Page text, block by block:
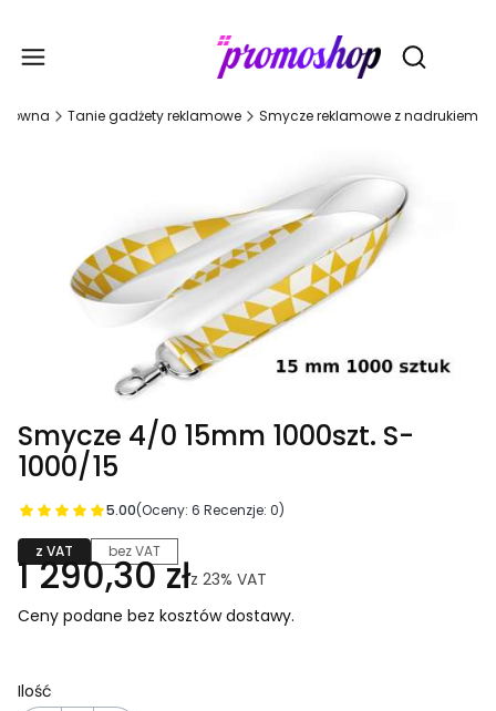
Otwórz
Tanie gadżety reklamowe Smycze reklamowe z nadrukiem
Smycze 4/0 15mm 1000szt. S-
1000/15
5.00(Oceny: 6 Recenzje: 0)
z VAT bez VAT
1 290,30 złz 23% VAT
Ceny podane bez kosztów dostawy.
Ilość